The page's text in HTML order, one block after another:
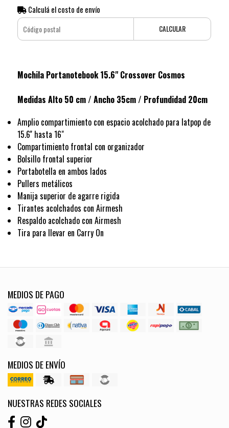
Calculá el costo de envío
CALCULAR
Mochila Portanotebook 15.6" Crossover Cosmos
Medidas Alto 50 cm / Ancho 35cm / Profundidad 20cm
Amplio compartimiento con espacio acolchado para latpop de
15.6'' hasta 16"
Compartimiento frontal con organizador
Bolsillo frontal superior
Portabotella en ambos lados
Pullers metálicos
Manija superior de agarre rigida
Tirantes acolchados con Airmesh
Respaldo acolchado con Airmesh
Tira para llevar en Carry On
MEDIOS DE PAGO
MEDIOS DE ENVÍO
NUESTRAS REDES SOCIALES